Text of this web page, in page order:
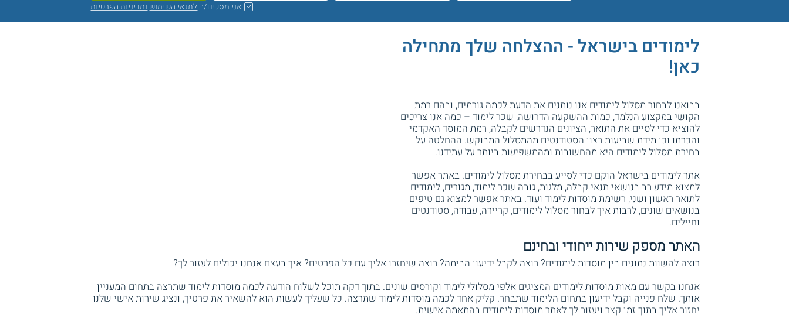
אני מסכים/הלתנאי השימוש ומדיניות הפרטיות
לימודים בישראל - ההצלחה שלך מתחילה
כאן!
בבואנו לבחור מסלול לימודים אנו נותנים את הדעת לכמה גורמים, ובהם רמת
הקושי במקצוע הנלמד, כמות ההשקעה הדרושה, שכר לימוד – כמה אנו צריכים
להוציא כדי לסיים את התואר, הציונים הנדרשים לקבלה, רמת המוסד האקדמי
והכרתו וכן מידת שביעות רצון הסטודנטים מהמסלול המבוקש. ההחלטה על
בחירת מסלול לימודים היא מהחשובות ומהמשפיעות ביותר על עתידנו.
אתר לימודים בישראל הוקם כדי לסייע בבחירת מסלול לימודים. באתר אפשר
למצוא מידע רב בנושאי תנאי קבלה, מלגות, גובה שכר לימוד, מגורים, לימודים
לתואר ראשון ושני, רשימת מוסדות לימוד ועוד. באתר אפשר למצוא גם טיפים
בנושאים שונים, לרבות איך לבחור מסלול לימודים, קריירה, עבודה, סטודנטים
וחיילים.
האתר מספק שירות ייחודי ובחינם
רוצה להשוות נתונים בין מוסדות לימודים? רוצה לקבל ידיעון הביתה? רוצה שיחזרו אליך עם כל הפרטים? איך בעצם אנחנו יכולים לעזור לך?
אנחנו בקשר עם מאות מוסדות לימודים המציגים אלפי מסלולי לימוד וקורסים שונים. בתוך דקה תוכל לשלוח הודעה לכמה מוסדות לימוד שתרצה בתחום המעניין
אותך. שלח פנייה וקבל ידיעון בתחום הלימוד שתבחר. קליק אחד לכמה מוסדות לימוד שתרצה. כל שעליך לעשות הוא להשאיר את פרטיך, ונציג שירות אישי שלנו
יחזור אליך בתוך זמן קצר ויעזור לך לאתר מוסדות לימודים בהתאמה אישית.